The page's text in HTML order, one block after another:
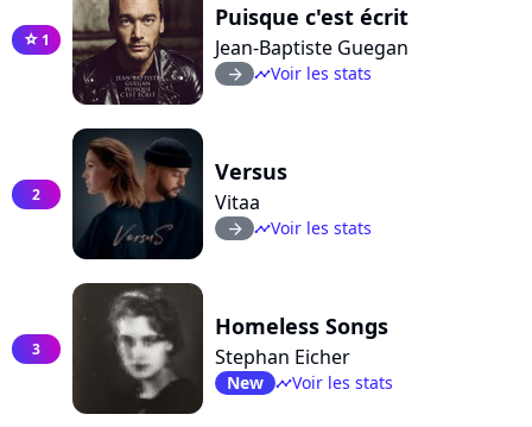
star 1
Puisque c'est écrit
Jean-Baptiste Guegan
arrow_right timelineVoir les stats
2
Versus
Vitaa
arrow_right timelineVoir les stats
3
Homeless Songs
Stephan Eicher
New timelineVoir les stats